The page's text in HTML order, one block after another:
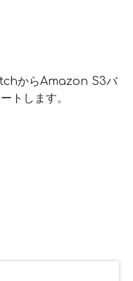
からAmazon S3バ
トします。